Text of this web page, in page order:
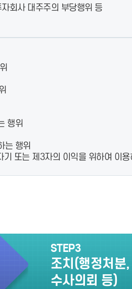
회사 대주주의 부당행위 등
행위
는 행위
또는 제3자의 이익을 위하여 이
STEP3
조치(행정처분,
수사의뢰 등)